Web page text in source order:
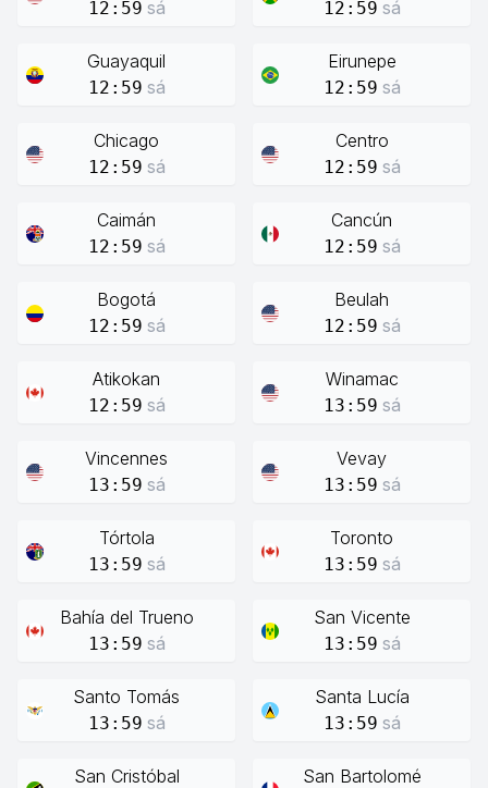
12:59 sá 12:59 sá
Guayaquil
12:59 sá
Eirunepe
12:59 sá
Chicago
12:59 sá
Centro
12:59 sá
Caimán
12:59 sá
Cancún
12:59 sá
Bogotá
12:59 sá
Beulah
12:59 sá
Atikokan
12:59 sá
Winamac
13:59 sá
Vincennes
13:59 sá
Vevay
13:59 sá
Tórtola
13:59 sá
Toronto
13:59 sá
Bahía del Trueno
13:59 sá
San Vicente
13:59 sá
Santo Tomás
13:59 sá
Santa Lucía
13:59 sá
San Cristóbal San Bartolomé